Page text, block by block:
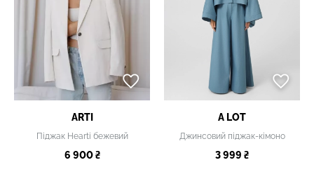
ARTI
Піджак Hearti бежевий
6 900 ₴
A LOT
Джинсовий піджак-кімоно
3 999 ₴